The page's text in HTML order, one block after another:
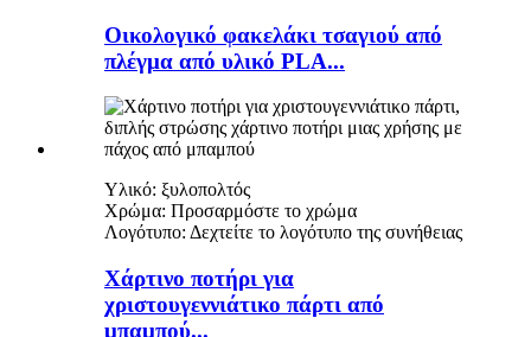
Οικολογικό φακελάκι τσαγιού από
πλέγμα από υλικό PLA...
Υλικό: ξυλοπολτός
Χρώμα: Προσαρμόστε το χρώμα
Λογότυπο: Δεχτείτε το λογότυπο της συνήθειας
Χάρτινο ποτήρι για
χριστουγεννιάτικο πάρτι από
μπαμπού...